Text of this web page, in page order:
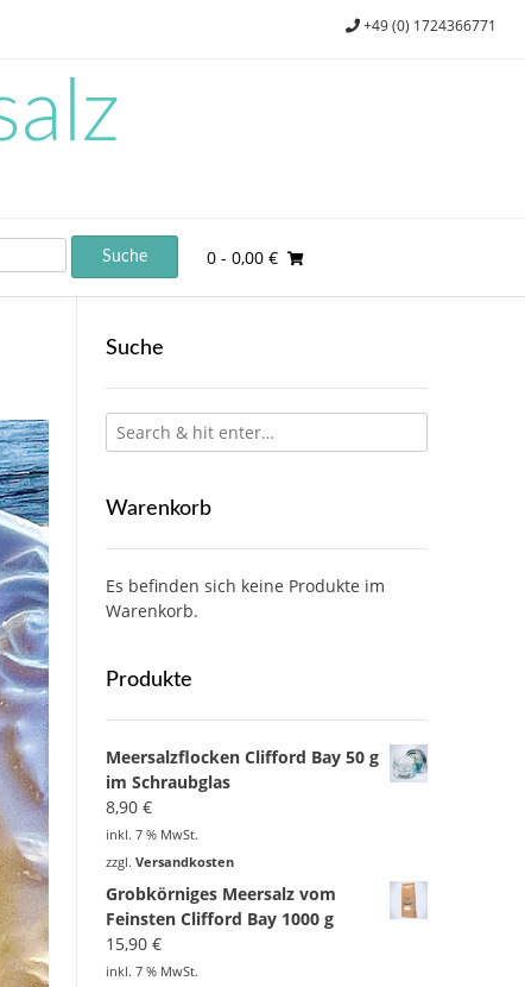
+49 (0) 1724366771
0- 0,00 €
Suche
Warenkorb
Es befinden sich keine Produkte im
Warenkorb.
Produkte
Meersalzflocken Clifford Bay 50 g
im Schraubglas
8,90 €
inkl. 7 % MwSt.
zzgl. Versandkosten
Grobkörniges Meersalz vom
Feinsten Clifford Bay 1000 g
15,90 €
inkl. 7 % MwSt.